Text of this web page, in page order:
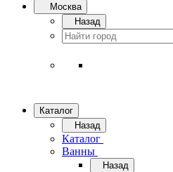
Москва
Назад
Каталог
Назад
Каталог
Ванны
Назад